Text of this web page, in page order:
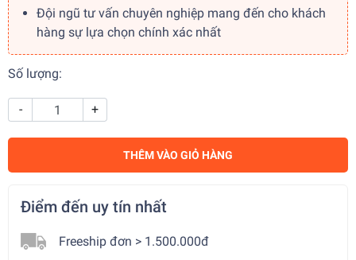
Đội ngũ tư vấn chuyên nghiệp mang đến cho khách
hàng sự lựa chọn chính xác nhất
Số lượng:
- +
THÊM VÀO GIỎ HÀNG
Điểm đến uy tín nhất
Freeship đơn > 1.500.000đ